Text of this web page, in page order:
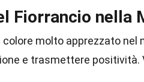
Fiorrancio nella
colore molto apprezzato nel
e trasmettere positività.